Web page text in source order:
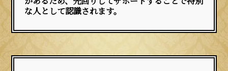
な人として認識されます。